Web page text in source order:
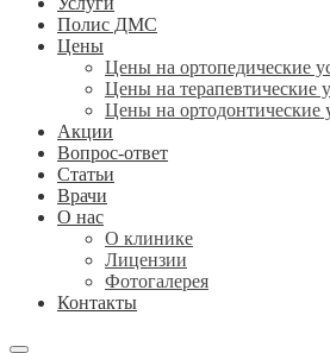
Полис ДМС
Цены
Цены на ортопедические
Цены на терапевтические
Цены на ортодонтические
Акции
Вопрос-ответ
Статьи
Врачи
О нас
О клинике
Лицензии
Фотогалерея
Контакты